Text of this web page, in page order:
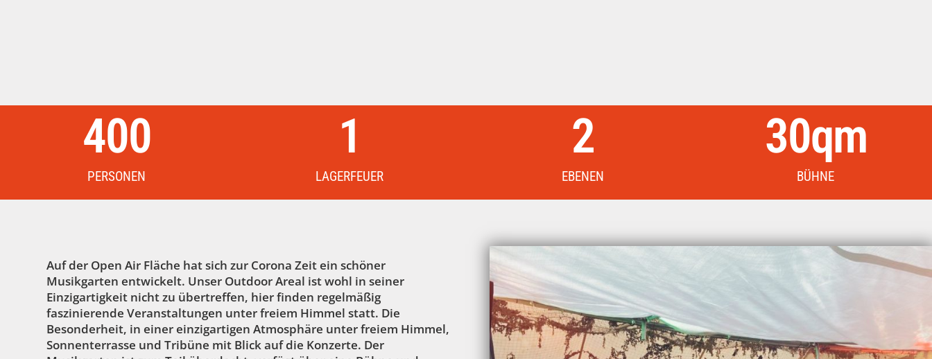
PERSONEN
400
LAGERFEUER
1
EBENEN
2
BÜHNE
30qm
Auf der Open Air Fläche hat sich zur Corona Zeit ein schöner
Musikgarten entwickelt. Unser Outdoor Areal ist wohl in seiner
Einzigartigkeit nicht zu übertreffen, hier finden regelmäßig
faszinierende Veranstaltungen unter freiem Himmel statt. Die
Besonderheit, in einer einzigartigen Atmosphäre unter freiem Himmel,
Sonnenterrasse und Tribüne mit Blick auf die Konzerte. Der